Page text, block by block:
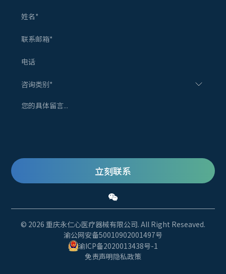
咨询类别*
立刻联系
©️ 2026 重庆永仁心医疗器械有限公司. All Right Reseaved.
渝公网安备50010902001497号
渝ICP备2020013438号-1
免责声明隐私政策